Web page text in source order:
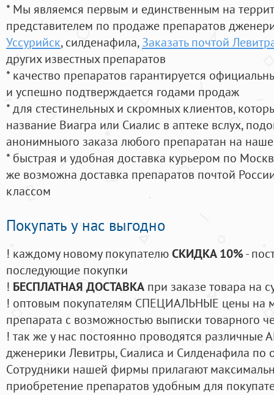
* Мы являемся первым и единственным на
представителем по продаже препаратов
Уссурийск, силденафила, Заказать почтой
других известных препаратов
* качество препаратов гарантируется
и успешно подтверждается годами продаж
* для стестинельных и скромных клиентов,
название Виагра или Сиалис в аптеке вслух,
анонимныого заказа любого препаратан на
* быстрая и удобная доставка курьером по
же возможна доставка препаратов почтой
классом
Покупать у нас выгодно
! каждому новому покупателюСКИДКА 10%-
последующие покупки
! БЕСПЛАТНАЯ ДОСТАВКА при заказе товара на
! оптовым покупателям СПЕЦИАЛЬНЫЕ цены на
препарата с возможностью выписки товарного
! так же у нас постоянно проводятся
дженерики Левитры, Сиалиса и Силденафила по
Cотрудники нашей фирмы прилагают
приобретение препаратов удобным для